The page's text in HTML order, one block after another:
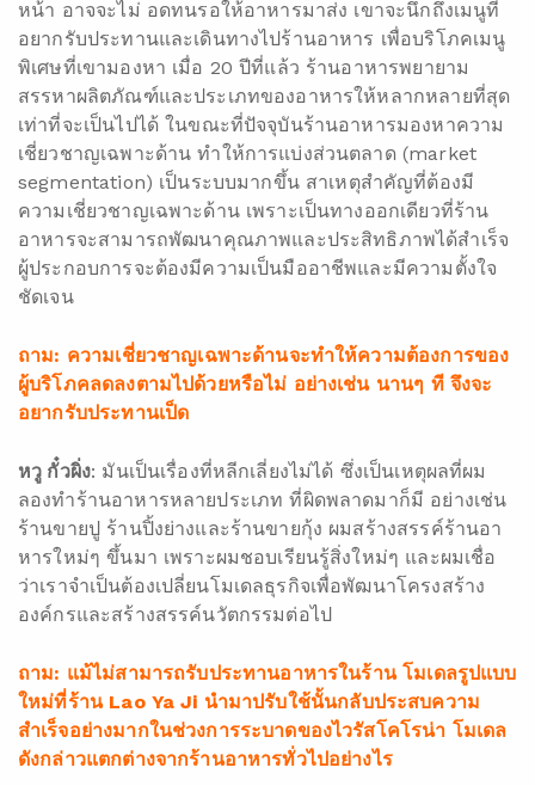
หน้า อาจจะไม่ อดทนรอให้อาหารมาส่ง เขาจะนึกถึงเมนูที่
อยากรับประทานและเดินทางไปร้านอาหาร เพื่อบริโภคเมนู
พิเศษที่เขามองหา เมื่อ 20 ปีที่แล้ว ร้านอาหารพยายาม
สรรหาผลิตภัณฑ์และประเภทของอาหารให้หลากหลายที่สุด
เท่าที่จะเป็นไปได้ ในขณะที่ปัจจุบันร้านอาหารมองหาความ
เชี่ยวชาญเฉพาะด้าน ทำให้การแบ่งส่วนตลาด (market
segmentation) เป็นระบบมากขึ้น สาเหตุสำคัญที่ต้องมี
ความเชี่ยวชาญเฉพาะด้าน เพราะเป็นทางออกเดียวที่ร้าน
อาหารจะสามารถพัฒนาคุณภาพและประสิทธิภาพได้สำเร็จ
ผู้ประกอบการจะต้องมีความเป็นมืออาชีพและมีความตั้งใจ
ชัดเจน
ถาม: ความเชี่ยวชาญเฉพาะด้านจะทำให้ความต้องการของ
ผู้บริโภคลดลงตามไปด้วยหรือไม่ อย่างเช่น นานๆ ที จึงจะ
อยากรับประทานเป็ด
หวู กั๋วผิ่ง: มันเป็นเรื่องที่หลีกเลี่ยงไม่ได้ ซึ่งเป็นเหตุผลที่ผม
ลองทำร้านอาหารหลายประเภท ที่ผิดพลาดมาก็มี อย่างเช่น
ร้านขายปู ร้านปิ้งย่างและร้านขายกุ้ง ผมสร้างสรรค์ร้านอา
หารใหม่ๆ ขึ้นมา เพราะผมชอบเรียนรู้สิ่งใหม่ๆ และผมเชื่อ
ว่าเราจำเป็นต้องเปลี่ยนโมเดลธุรกิจเพื่อพัฒนาโครงสร้าง
องค์กรและสร้างสรรค์นวัตกรรมต่อไป
ถาม: แม้ไม่สามารถรับประทานอาหารในร้าน โมเดลรูปแบบ
ใหม่ที่ร้าน Lao Ya Ji นำมาปรับใช้นั้นกลับประสบความ
สำเร็จอย่างมากในช่วงการระบาดของไวรัสโคโรน่า โมเดล
ดังกล่าวแตกต่างจากร้านอาหารทั่วไปอย่างไร